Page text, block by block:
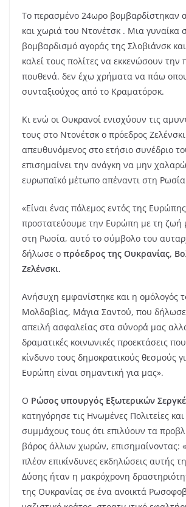
Το περασμένο 24ωρο βομβαρδίστηκαν
και χωριά του Ντονέτσκ . Μια γυναίκα
βομβαρδισμό αγοράς της Σλoβιάνσκ
καλεί τους πολίτες να εκκενώσουν
πουθενά. δεν έχω χρήματα να πάω
συνταξιούχος από το Κραματόρσκ.
Κι ενώ οι Ουκρανοί ενισχύουν τις
τους στο Ντονέτσκ ο πρόεδρος Ζελένσκι
απευθυνόμενος στο ετήσιο συνέδριο
επισημαίνει την ανάγκη να μην
ευρωπαϊκό μέτωπο απέναντι στη
«Είναι ένας πόλεμος εντός της
προστατεύουμε την Ευρώπη με τη ζωή
στη Ρωσία, αυτό το σύμβολο του
δήλωσε ο πρόεδρος της Ουκρανίας,
Ζελένσκι.
Ανήσυχη εμφανίστηκε και η ομόλογός
Μολδαβίας, Μάγια Σαντού, που
απειλή ασφαλείας στα σύνορά μας
δραματικές κοινωνικές προεκτάσεις
κίνδυνο τους δημοκρατικούς θεσμούς
Ευρώπη είναι σημαντική για μας».
Ο Ρώσος υπουργός Εξωτερικών
κατηγόρησε τις Ηνωμένες Πολιτείες
συμμάχους τους ότι επιλύουν τα
βάρος άλλων χωρών, επισημαίνοντας:
πλέον επικίνδυνες εκδηλώσεις αυτής
Δύσης ήταν η μακρόχρονη
της Ουκρανίας σε ένα ανοικτά